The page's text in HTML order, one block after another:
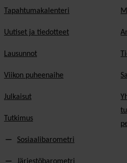
Tapahtumakalenteri
Uutiset ja tiedotteet
Lausunnot
Viikon puheenaihe
Julkaisut
Tutkimus
Sosiaalibarometri